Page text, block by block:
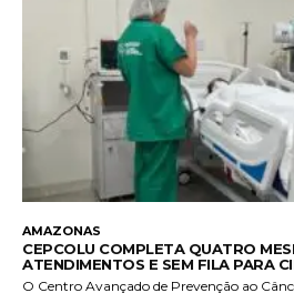
AMAZONAS
CEPCOLU COMPLETA QUATRO
ATENDIMENTOS E SEM FILA PARA
O Centro Avançado de Prevenção ao